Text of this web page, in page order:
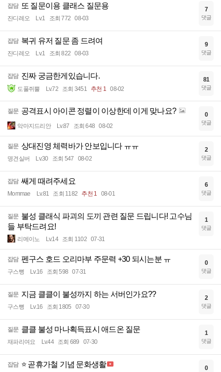
잡담 또 질문이용 클래스 질문용
잔디레오 Lv.1 조회 772 08-03
7
댓글
잡담 복귀 유저 질문 좀 드려여
잔디레오 Lv.1 조회 822 08-03
9
댓글
잡담 진짜 궁금한게있습니다.
도풀쥐뿔 Lv.72 조회 3451 추천 1 08-02
81
댓글
질문 공격표시 아이콘 정렬이 이상한데 이게 맞나요?
악마지드리안 Lv.87 조회 648 08-02
0
댓글
질문 상대진영 체력바가 안보입니다 ㅠㅠ
명견실버 Lv.30 조회 547 08-02
2
댓글
잡담 쌔게 때려주세요
Mommae Lv.81 조회 1182 추천 1 08-01
6
댓글
질문 불성 클래식 파괴의 도끼 관련 질문 드립니다! 고수님
들 부탁드려요!
리메이노 Lv.14 조회 1102 07-31
1
댓글
잡담 펜구스 호드 오리마부 주문력 +30 되시는분 ㅠ
구스뻥 Lv.16 조회 598 07-31
0
댓글
질문 지금 클클이 불성까지 하는 서버인가요??
구스뻥 Lv.16 조회 1805 07-30
2
댓글
질문 클클 불성 마나획득표시 애드온 질문
재파리여요 Lv.44 조회 689 07-30
1
댓글
잡담 ⭐ 곧휴가철 기념 문화생활 0